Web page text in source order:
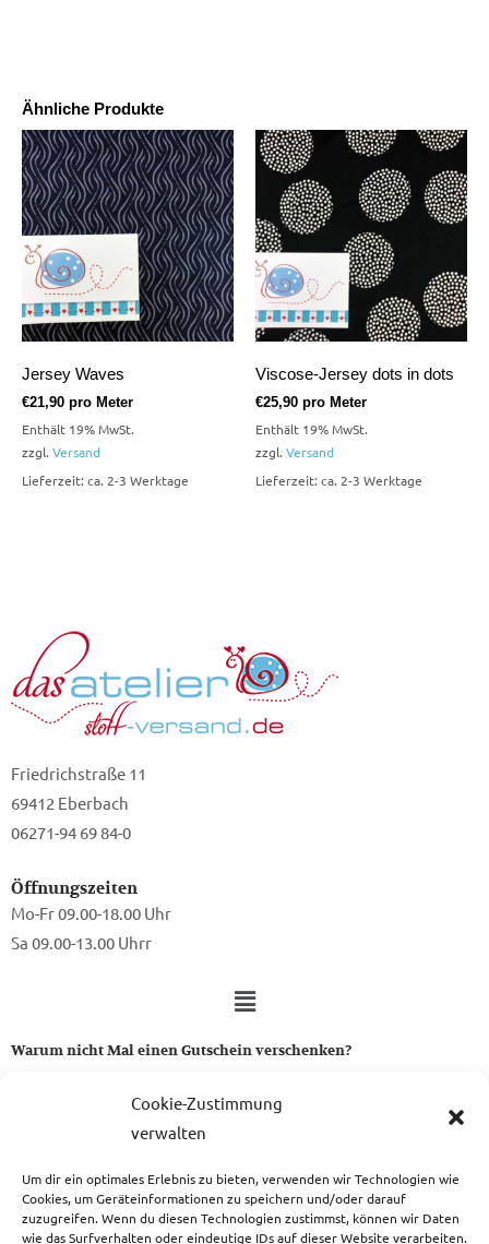
Cookie-Zustimmung
verwalten
Um dir ein optimales Erlebnis zu bieten, verwenden wir Technologien wie
Cookies, um Geräteinformationen zu speichern und/oder darauf
zuzugreifen. Wenn du diesen Technologien zustimmst, können wir Daten
wie das Surfverhalten oder eindeutige IDs auf dieser Website verarbeiten.
Ähnliche Produkte
Jersey Waves
€21,90 pro Meter
Enthält 19% MwSt.
zzgl. Versand
Lieferzeit: ca. 2-3 Werktage
Viscose-Jersey dots in dots
€25,90 pro Meter
Enthält 19% MwSt.
zzgl. Versand
Lieferzeit: ca. 2-3 Werktage
Friedrichstraße 11
69412 Eberbach
06271-94 69 84-0
Öffnungszeiten
Mo-Fr 09.00-18.00 Uhr
Sa 09.00-13.00 Uhrr
Warum nicht Mal einen Gutschein verschenken?
Ein Gutschein von uns ist das perfekte Geschenk für alle Stoff-
zum Gutschein